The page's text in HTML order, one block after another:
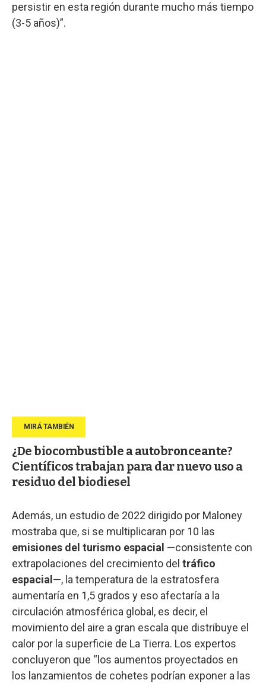
persistir en esta región durante mucho más tiempo
(3-5 años)”.
¿De biocombustible a autobronceante?
Científicos trabajan para dar nuevo uso a
residuo del biodiesel
Además, un estudio de 2022 dirigido por Maloney
mostraba que, si se multiplicaran por 10 las
emisiones del turismo espacial —consistente con
extrapolaciones del crecimiento del tráfico
espacial —, la temperatura de la estratosfera
aumentaría en 1,5 grados y eso afectaría a la
circulación atmosférica global, es decir, el
movimiento del aire a gran escala que distribuye el
calor por la superficie de La Tierra. Los expertos
concluyeron que “los aumentos proyectados en
los lanzamientos de cohetes podrían exponer a las